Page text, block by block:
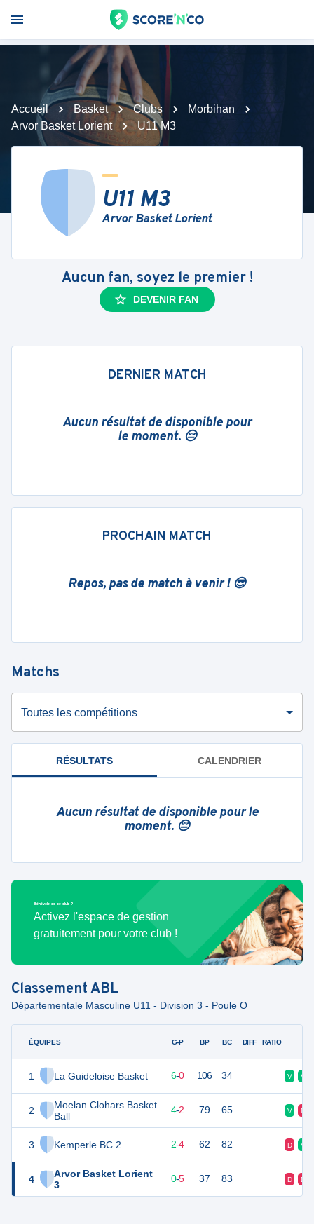
Accueil Basket Clubs
Morbihan
Arvor Basket Lorient
U11 M3
U11 M3
Arvor Basket Lorient
Aucun fan, soyez le premier !
DEVENIR FAN
DERNIER MATCH
Aucun résultat de disponible pour
le moment. 😔
PROCHAIN MATCH
Repos, pas de match à venir ! 😎
Matchs
Toutes les compétitions
RÉSULTATS CALENDRIER
Aucun résultat de disponible pour le
moment. 😔
Bénévole de ce club ?
Activez l'espace de gestion
gratuitement pour votre club !
ClassementABL
Départementale Masculine U11 - Division 3 - Poule O
ÉQUIPES
1 La Guideloise Basket
2
Moelan Clohars Basket
Ball
3 Kemperle BC 2
4
Arvor Basket Lorient
3
G-P BP BC DIFF RATIO
18 6-0 106 34 V V
14 6 4-2 79 65 V D
2-4 62 82 D V
5 6 0-5 37 83 D D